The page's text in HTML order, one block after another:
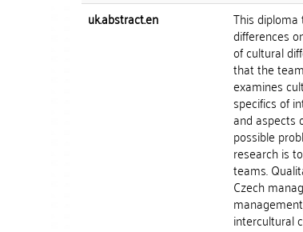
uk.abstract.en This
differences
of cultural
that the
examines
specifics of
and aspects
possible
research is
teams.
Czech
intercultural